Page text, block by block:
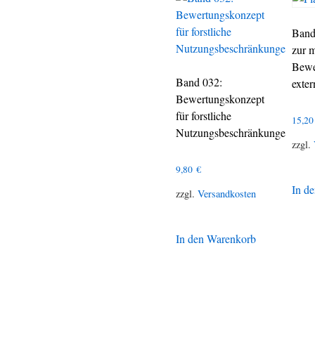
Band 032:
Bewertungskonzept
für forstliche
Nutzungsbeschränkunge
9,80 €
zzgl. Versandkosten
In den Warenkorb
zur
zzgl.
In